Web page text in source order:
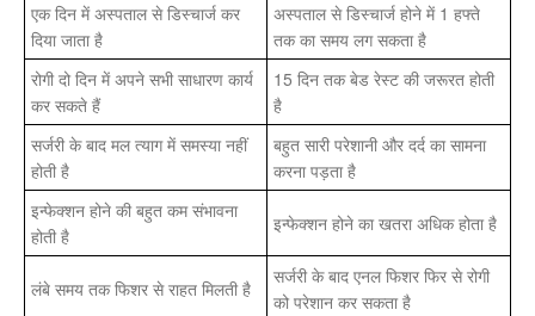
एक दिन में अस्पताल से डिस्चार्ज कर
दिया जाता है
अस्पताल से डिस्चार्ज होने में 1 हफ्ते
तक का समय लग सकता है
रोगी दो दिन में अपने सभी साधारण कार्य
कर सकते हैं
15 दिन तक बेड रेस्ट की जरूरत होती
है
सर्जरी के बाद मल त्याग में समस्या नहीं
होती है
बहुत सारी परेशानी और दर्द का सामना
करना पड़ता है
इन्फेक्शन होने की बहुत कम संभावना
होती है
इन्फेक्शन होने का खतरा अधिक होता है
लंबे समय तक फिशर से राहत मिलती है
सर्जरी के बाद एनल फिशर फिर से रोगी
को परेशान कर सकता है